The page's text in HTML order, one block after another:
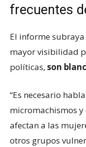
frecuentes
El informe
mayor visibilidad
políticas, son
“Es necesario
micromachismos
afectan a las
otros grupos